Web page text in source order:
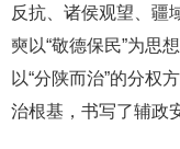
反抗、诸侯观望、疆
奭以“敬德保民”为思
以“分陕而治”的分权
治根基，书写了辅政